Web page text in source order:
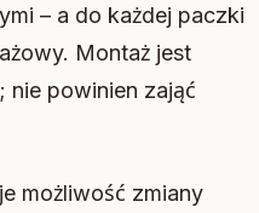
– a do każdej paczki
Montaż jest
nie powinien zająć
możliwość zmiany